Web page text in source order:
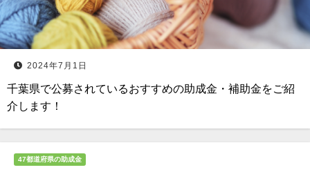
2024年7月1日
千葉県で公募されているおすすめの助成金・補助金をご紹
介します！
47都道府県の助成金